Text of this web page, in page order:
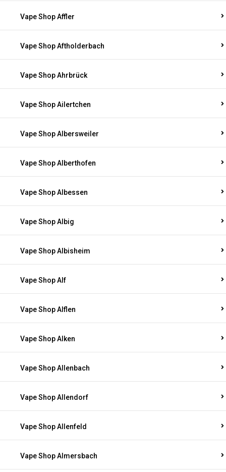
Vape Shop Affler
Vape Shop Aftholderbach
Vape Shop Ahrbrück
Vape Shop Ailertchen
Vape Shop Albersweiler
Vape Shop Alberthofen
Vape Shop Albessen
Vape Shop Albig
Vape Shop Albisheim
Vape Shop Alf
Vape Shop Alflen
Vape Shop Alken
Vape Shop Allenbach
Vape Shop Allendorf
Vape Shop Allenfeld
Vape Shop Almersbach